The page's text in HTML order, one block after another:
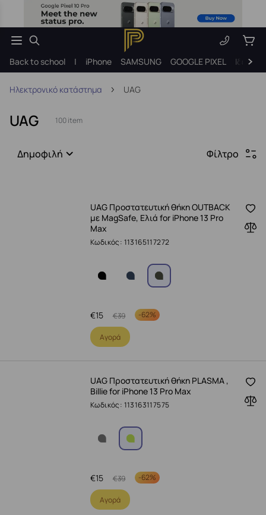
Back to school | iPhone SAMSUNG GOOGLE PIXEL Ιδέες
Ηλεκτρονικό κατάστημα UAG
UAG 100 item
Δημοφιλή Φίλτρο
UAG Προστατευτική θήκη OUTBACK
με MagSafe, Ελιά for iPhone 13 Pro
Max
Κωδικός: 113165117272
15
€ 39
€ -62%
Αγορά
UAG Προστατευτική θήκη PLASMA ,
Billie for iPhone 13 Pro Max
Κωδικός: 113163117575
15
€ 39
€ -62%
Αγορά